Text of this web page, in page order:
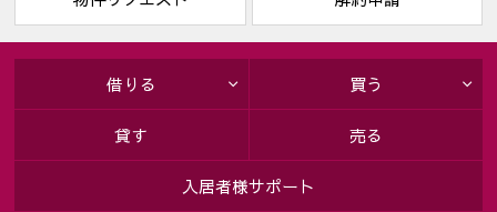
借りる 買う
貸す 売る
入居者様サポート